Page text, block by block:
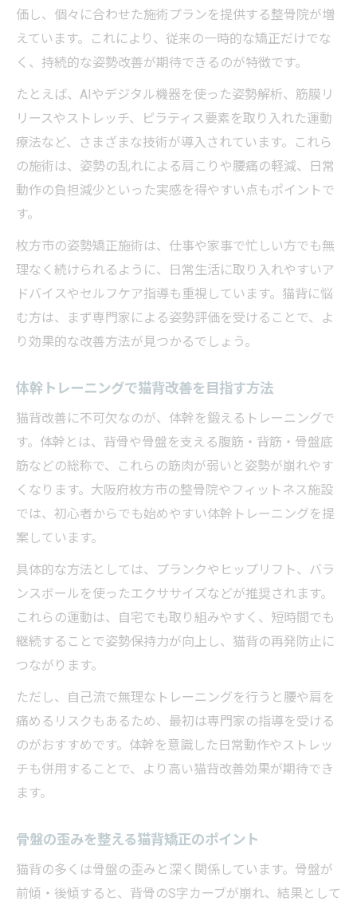
価し、個々に合わせた施術プランを提供する整骨院が増
えています。これにより、従来の一時的な矯正だけでな
く、持続的な姿勢改善が期待できるのが特徴です。
たとえば、AIやデジタル機器を使った姿勢解析、筋膜リ
リースやストレッチ、ピラティス要素を取り入れた運動
療法など、さまざまな技術が導入されています。これら
の施術は、姿勢の乱れによる肩こりや腰痛の軽減、日常
動作の負担減少といった実感を得やすい点もポイントで
す。
枚方市の姿勢矯正施術は、仕事や家事で忙しい方でも無
理なく続けられるように、日常生活に取り入れやすいア
ドバイスやセルフケア指導も重視しています。猫背に悩
む方は、まず専門家による姿勢評価を受けることで、よ
り効果的な改善方法が見つかるでしょう。
体幹トレーニングで猫背改善を目指す方法
猫背改善に不可欠なのが、体幹を鍛えるトレーニングで
す。体幹とは、背骨や骨盤を支える腹筋・背筋・骨盤底
筋などの総称で、これらの筋肉が弱いと姿勢が崩れやす
くなります。大阪府枚方市の整骨院やフィットネス施設
では、初心者からでも始めやすい体幹トレーニングを提
案しています。
具体的な方法としては、プランクやヒップリフト、バラ
ンスボールを使ったエクササイズなどが推奨されます。
これらの運動は、自宅でも取り組みやすく、短時間でも
継続することで姿勢保持力が向上し、猫背の再発防止に
つながります。
ただし、自己流で無理なトレーニングを行うと腰や肩を
痛めるリスクもあるため、最初は専門家の指導を受ける
のがおすすめです。体幹を意識した日常動作やストレッ
チも併用することで、より高い猫背改善効果が期待でき
ます。
骨盤の歪みを整える猫背矯正のポイント
猫背の多くは骨盤の歪みと深く関係しています。骨盤が
前傾・後傾すると、背骨のS字カーブが崩れ、結果として